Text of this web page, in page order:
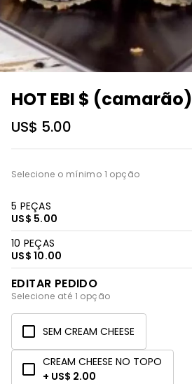
HOT EBI $ (camarão)
US$ 5.00
Selecione o mínimo 1 opção
5 PEÇAS
US$ 5.00
10 PEÇAS
US$ 10.00
EDITAR PEDIDO
Selecione até 1 opção
SEM CREAM CHEESE
CREAM CHEESE NO TOPO
+ US$ 2.00